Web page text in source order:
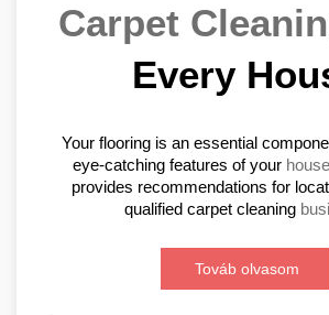
Carpet
Every
Your flooring is an essential
eye-catching features of your house
provides recommendations for
qualified carpet cleaning
Továb olvasom